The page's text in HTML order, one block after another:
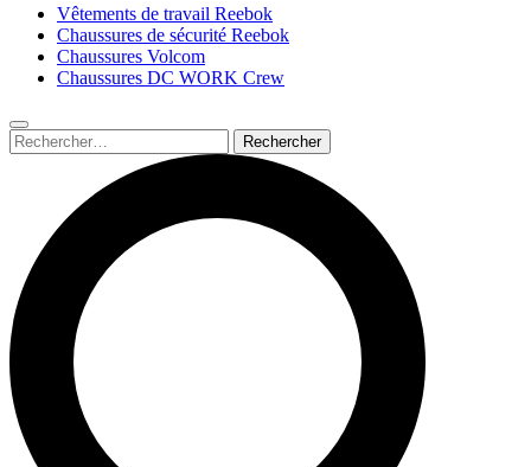
Vêtements de travail Reebok
Chaussures de sécurité Reebok
Chaussures Volcom
Chaussures DC WORK Crew
Rechercher :
Submit
search